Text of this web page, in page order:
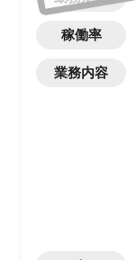
稼働率
業務内容